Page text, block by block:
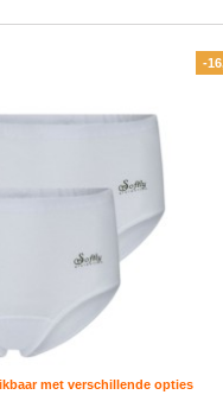
met verschillende opties
-